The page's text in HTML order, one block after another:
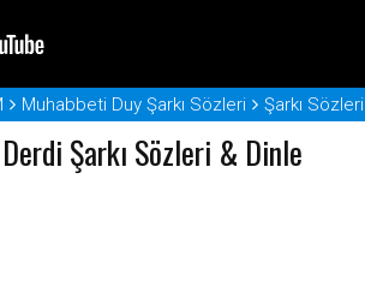
Muhabbeti Duy Şarkı Sözleri Şarkı Sözleri
Şarkı Sözleri & Dinle